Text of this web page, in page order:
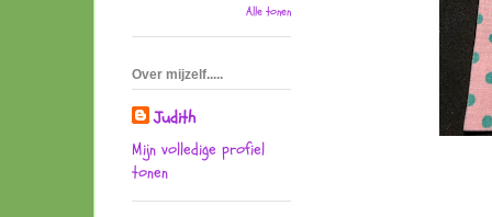
Alle tonen
Over mijzelf.....
Judith
Mijn volledige profiel
tonen